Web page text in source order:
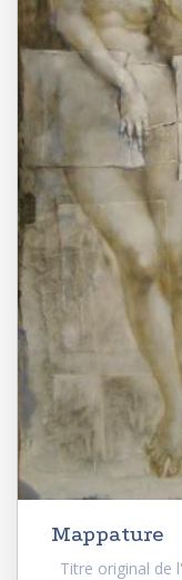
Mappature
Titre original de